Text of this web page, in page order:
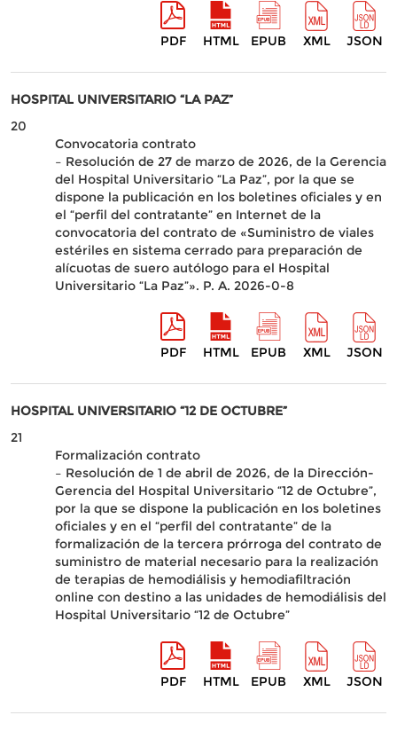
PDF HTML EPUB XML JSON
HOSPITAL UNIVERSITARIO “LA PAZ”
20
Convocatoria contrato
– Resolución de 27 de marzo de 2026, de la Gerencia
del Hospital Universitario “La Paz”, por la que se
dispone la publicación en los boletines oficiales y en
el “perfil del contratante” en Internet de la
convocatoria del contrato de «Suministro de viales
estériles en sistema cerrado para preparación de
alícuotas de suero autólogo para el Hospital
Universitario “La Paz”». P. A. 2026-0-8
PDF HTML EPUB XML JSON
HOSPITAL UNIVERSITARIO “12 DE OCTUBRE”
21
Formalización contrato
– Resolución de 1 de abril de 2026, de la Dirección-
Gerencia del Hospital Universitario “12 de Octubre”,
por la que se dispone la publicación en los boletines
oficiales y en el “perfil del contratante” de la
formalización de la tercera prórroga del contrato de
suministro de material necesario para la realización
de terapias de hemodiálisis y hemodiafiltración
online con destino a las unidades de hemodiálisis del
Hospital Universitario “12 de Octubre”
PDF HTML EPUB XML JSON